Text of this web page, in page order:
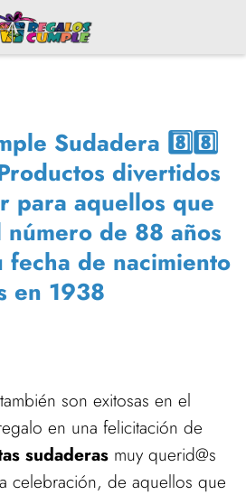
Sudadera 8️⃣8️⃣
divertidos
para aquellos que
de 88 años
de nacimiento
en 1938
son exitosas en el
en una felicitación de
sudaderas muy querid@s
celebración, de aquellos que